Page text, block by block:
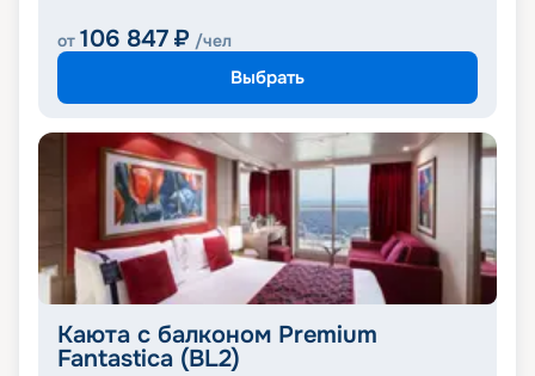
от 106 847 ₽ /чел
Выбрать
Каюта с балконом Premium
Fantastica (BL2)